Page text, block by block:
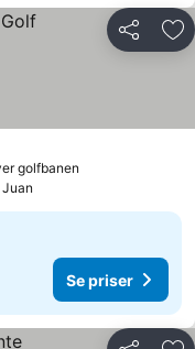
Del
golfbanen
Juan
Se priser